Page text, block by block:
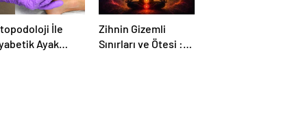
İle
Ayak
Zihnin Gizemli
Sınırları ve Ötesi :